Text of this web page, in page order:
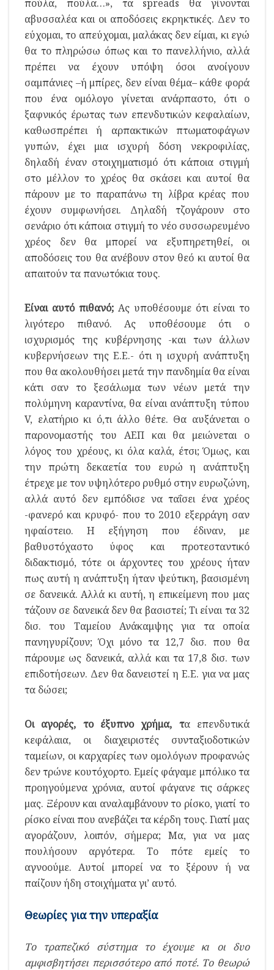
πούλα, πούλα…», τα spreads θα γίνονται
αβυσσαλέα και οι αποδόσεις εκρηκτικές. Δεν το
εύχομαι, το απεύχομαι, μαλάκας δεν είμαι, κι εγώ
θα το πληρώσω όπως και το πανελλήνιο, αλλά
πρέπει να έχουν υπόψη όσοι ανοίγουν
σαμπάνιες –ή μπίρες, δεν είναι θέμα– κάθε φορά
που ένα ομόλογο γίνεται ανάρπαστο, ότι ο
ξαφνικός έρωτας των επενδυτικών κεφαλαίων,
καθωσπρέπει ή αρπακτικών πτωματοφάγων
γυπών, έχει μια ισχυρή δόση νεκροφιλίας,
δηλαδή έναν στοιχηματισμό ότι κάποια στιγμή
στο μέλλον το χρέος θα σκάσει και αυτοί θα
πάρουν με το παραπάνω τη λίβρα κρέας που
έχουν συμφωνήσει. Δηλαδή τζογάρουν στο
σενάριο ότι κάποια στιγμή το νέο συσσωρευμένο
χρέος δεν θα μπορεί να εξυπηρετηθεί, οι
αποδόσεις του θα ανέβουν στον θεό κι αυτοί θα
απαιτούν τα πανωτόκια τους.
Είναι αυτό πιθανό; Ας υποθέσουμε ότι είναι το
λιγότερο πιθανό. Ας υποθέσουμε ότι ο
ισχυρισμός της κυβέρνησης -και των άλλων
κυβερνήσεων της Ε.Ε.- ότι η ισχυρή ανάπτυξη
που θα ακολουθήσει μετά την πανδημία θα είναι
κάτι σαν το ξεσάλωμα των νέων μετά την
πολύμηνη καραντίνα, θα είναι ανάπτυξη τύπου
V, ελατήριο κι ό,τι άλλο θέτε. Θα αυξάνεται ο
παρονομαστής του ΑΕΠ και θα μειώνεται ο
λόγος του χρέους, κι όλα καλά, έτσι; Όμως, και
την πρώτη δεκαετία του ευρώ η ανάπτυξη
έτρεχε με τον υψηλότερο ρυθμό στην ευρωζώνη,
αλλά αυτό δεν εμπόδισε να ταΐσει ένα χρέος
-φανερό και κρυφό- που το 2010 εξερράγη σαν
ηφαίστειο. Η εξήγηση που έδιναν, με
βαθυστόχαστο ύφος και προτεσταντικό
διδακτισμό, τότε οι άρχοντες του χρέους ήταν
πως αυτή η ανάπτυξη ήταν ψεύτικη, βασισμένη
σε δανεικά. Αλλά κι αυτή, η επικείμενη που μας
τάζουν σε δανεικά δεν θα βασιστεί; Τι είναι τα 32
δισ. του Ταμείου Ανάκαμψης για τα οποία
πανηγυρίζουν; Όχι μόνο τα 12,7 δισ. που θα
πάρουμε ως δανεικά, αλλά και τα 17,8 δισ. των
επιδοτήσεων. Δεν θα δανειστεί η Ε.Ε. για να μας
τα δώσει;
Οι αγορές, το έξυπνο χρήμα, τα επενδυτικά
κεφάλαια, οι διαχειριστές συνταξιοδοτικών
ταμείων, οι καρχαρίες των ομολόγων προφανώς
δεν τρώνε κουτόχορτο. Εμείς φάγαμε μπόλικο τα
προηγούμενα χρόνια, αυτοί φάγανε τις σάρκες
μας. Ξέρουν και αναλαμβάνουν το ρίσκο, γιατί το
ρίσκο είναι που ανεβάζει τα κέρδη τους. Γιατί μας
αγοράζουν, λοιπόν, σήμερα; Μα, για να μας
πουλήσουν αργότερα. Το πότε εμείς το
αγνοούμε. Αυτοί μπορεί να το ξέρουν ή να
παίζουν ήδη στοιχήματα γι’ αυτό.
Θεωρίες για την υπεραξία
Το τραπεζικό σύστημα το έχουμε κι οι δυο
αμφισβητήσει περισσότερο από ποτέ. Το θεωρώ